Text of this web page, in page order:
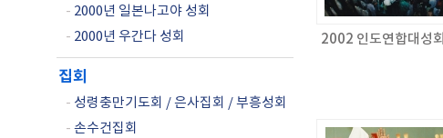
- 2000년 일본나고야 성회
- 2000년 우간다 성회
집회
- 성령충만기도회 / 은사집회 / 부흥성회
- 손수건집회
2002 인도연합대성회